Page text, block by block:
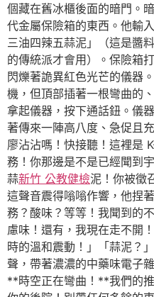
個藏在舊冰櫃後面的暗門。
代金屬保險箱的東西。他輸
三油四辣五蒜泥」（這是醬
的傳統派才會用）。保險箱
閃爍著詭異紅色光芒的儀器
機，但頂部插著一根彎曲的
拿起儀器，按下通話鈕。儀
著傳來一陣高八度、急促且
廖沾沾嗎！快接聽！這裡是
務！你那邊是不是已經聞到
蒜新竹 公教健檢泥！你被徵
這聲音震得嗡嗡作響，他捏
務？酸味？等等！我聞到的
慮味！還有，我現在走不開
時的溫和震動！」「蒜泥？
聲，帶著濃濃的中藥味電子
**時空正在彎曲！**我們的